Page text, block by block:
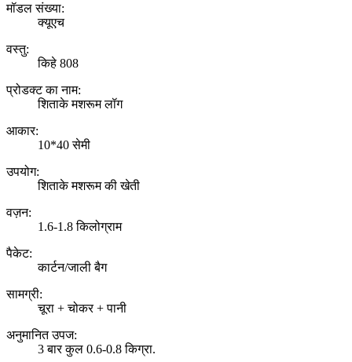
मॉडल संख्या:
क्यूएच
वस्तु:
किहे 808
प्रोडक्ट का नाम:
शिताके मशरूम लॉग
आकार:
10*40 सेमी
उपयोग:
शिताके मशरूम की खेती
वज़न:
1.6-1.8 किलोग्राम
पैकेट:
कार्टन/जाली बैग
सामग्री:
चूरा + चोकर + पानी
अनुमानित उपज:
3 बार कुल 0.6-0.8 किग्रा.